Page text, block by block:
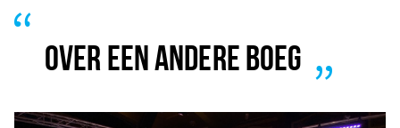
Uitjes & activiteiten
Toeristische routes
Natuurgebieden
OVER EEN ANDERE BOEG